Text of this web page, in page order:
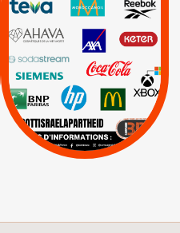
AXA BNP | CAF |
Carrefour | HP |
Keter |
Livres et brochures |
Mehadrin | PUMA
Sodastream |
Visuels, tracts,
affiches,...